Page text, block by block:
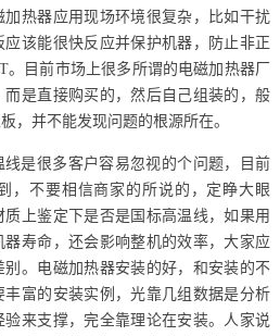
热器应用现场环境很复杂，比如干扰
该能很快反应并保护机器，防止非正
目前市场上很多所谓的电磁加热器厂
是直接购买的，然后自己组装的，般
，并不能发现问题的根源所在。
是很多客户容易忽视的个问题，目前
，不要相信商家的所说的，定睁大眼
上鉴定下是否是国标高温线，如果用
寿命，还会影响整机的效率，大家应
。电磁加热器安装的好，和安装的不
富的安装实例，光靠几组数据是分析
来支撑，完全靠理论在安装。人家说